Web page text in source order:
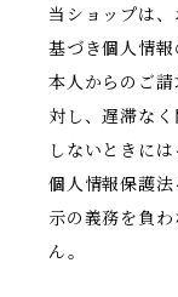
当ショップは
基づき個人情
本人からのご
対し、遅滞な
しないときに
個人情報保護
示の義務を負
ん。